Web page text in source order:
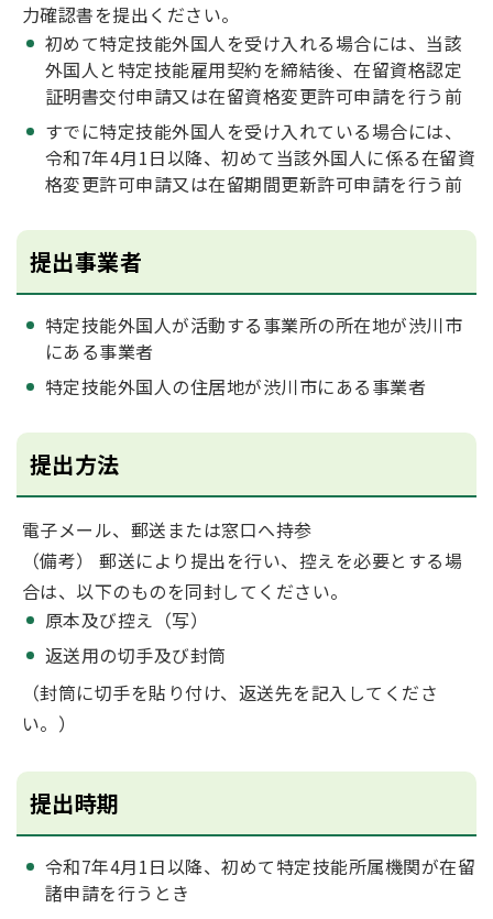
力確認書を提出ください。
初めて特定技能外国人を受け入れる場合には、当該
外国人と特定技能雇用契約を締結後、在留資格認定
証明書交付申請又は在留資格変更許可申請を行う前
すでに特定技能外国人を受け入れている場合には、
令和7年4月1日以降、初めて当該外国人に係る在留資
格変更許可申請又は在留期間更新許可申請を行う前
提出事業者
特定技能外国人が活動する事業所の所在地が渋川市
にある事業者
特定技能外国人の住居地が渋川市にある事業者
提出方法
電子メール、郵送または窓口へ持参
（備考） 郵送により提出を行い、控えを必要とする場
合は、以下のものを同封してください。
原本及び控え（写）
返送用の切手及び封筒
（封筒に切手を貼り付け、返送先を記入してくださ
い。）
提出時期
令和7年4月1日以降、初めて特定技能所属機関が在留
諸申請を行うとき